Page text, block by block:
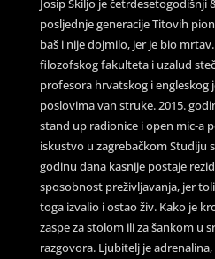
Josip Škiljo je
posljednje generacije Titovih
baš i nije dojmilo, jer je bio
filozofskog fakulteta i uzalud
profesora hrvatskog i engleskog
poslovima van struke. 2015.
stand up radionice i open mic-a
iskustvo u zagrebačkom Studiju
godinu dana kasnije postaje
sposobnost preživljavanja, jer
toga izvalio i ostao živ. Kako je
zaspe za stolom ili za šankom u
razgovora. Ljubitelj je